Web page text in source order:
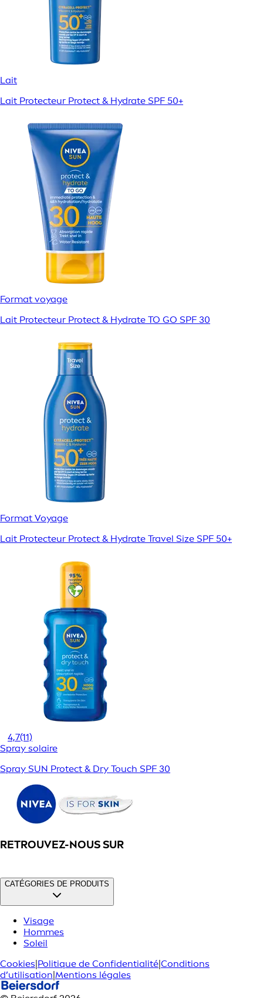
Lait
Lait Protecteur Protect & Hydrate SPF 50+
Format voyage
Lait Protecteur Protect & Hydrate TO GO SPF 30
Format Voyage
Lait Protecteur Protect & Hydrate Travel Size SPF 50+
4,7(11)
Spray solaire
Spray SUN Protect & Dry Touch SPF 30
RETROUVEZ-NOUS SUR
CATÉGORIES DE PRODUITS
Visage
Hommes
Soleil
Cookies|Politique de Confidentialité|Conditions
d’utilisation|Mentions légales